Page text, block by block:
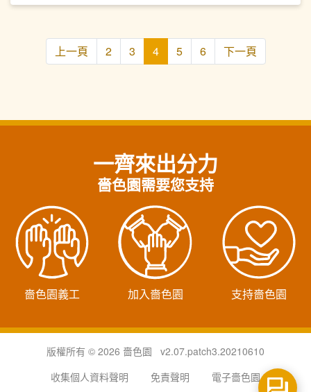
上一頁 2 3 4 5 6 下一頁
一齊來出分力
嗇色園需要您支持
嗇色園義工 加入嗇色園 支持嗇色園
版權所有 © 2026 嗇色園 v2.07.patch3.20210610
收集個人資料聲明
免責聲明 電子嗇色園